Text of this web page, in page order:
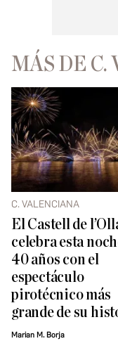
MÁS DE C.
C. VALENCIANA
El Castell de
celebra esta
40 años con el
espectáculo
pirotécnico más
grande de su
Marian M. Borja